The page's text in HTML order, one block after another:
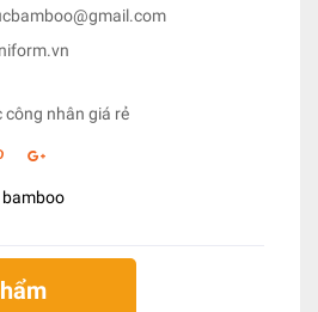
công nhân giá rẻ
bamboo